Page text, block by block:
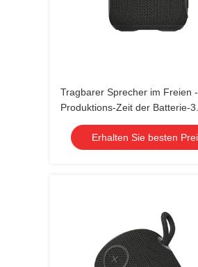
Tragbarer Sprecher im Freien -
Produktions-Zeit der Batterie-
1200mAh der Größen-
30~35 TageErhalten Sie besten